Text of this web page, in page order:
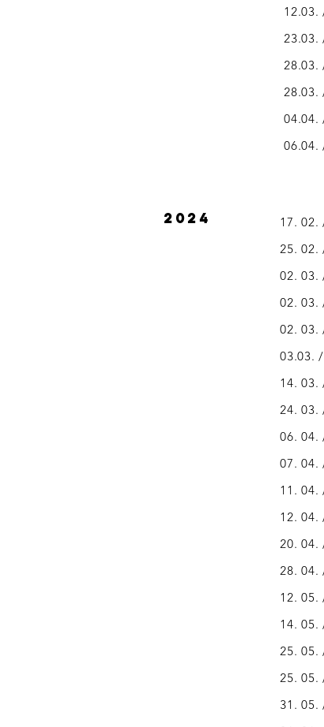
12.03.
23.03.
28.03.
​28.03.
04.04.
06.04.
2024
17. 02.
25. 02.
02. 03.
02. 03.
02. 03.
03.03.
14. 03.
24. 03.
06. 04.
07. 04.
11. 04.
12. 04.
20. 04.
28. 04.
12. 05.
14. 05.
25. 05.
25. 05.
31. 05.